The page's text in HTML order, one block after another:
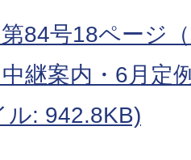
84号18ページ
継案内・6月定
ル: 942.8KB)